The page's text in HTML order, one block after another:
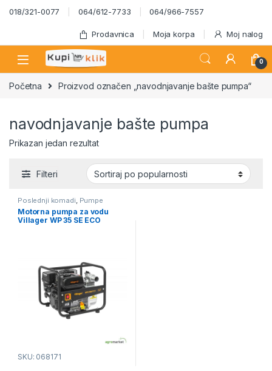
Skip to navigation
Skip to content
018/321-0077 064/612-7733 064/966-7557
Prodavnica Moja korpa Moj nalog
0
Početna Proizvod označen „navodnjavanje bašte pumpa“
navodnjavanje bašte pumpa
Prikazan jedan rezultat
Filteri
Poslednji komadi, Pumpe
Motorna pumpa za vodu
Villager WP 35 SE ECO
SKU: 068171